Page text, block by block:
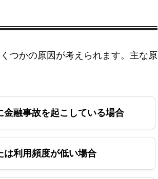
つかの原因が考えられます。主な原
融事故を起こしている場合
は利用頻度が低い場合